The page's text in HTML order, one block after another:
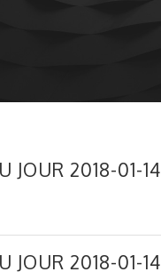
JOUR 2018-01-14
JOUR 2018-01-14